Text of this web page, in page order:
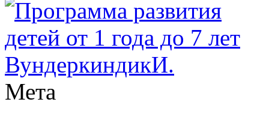
Мета